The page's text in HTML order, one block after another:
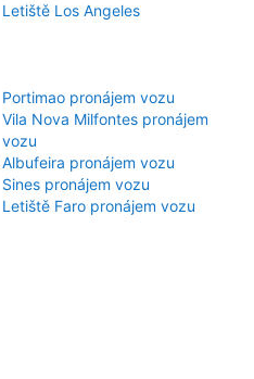
Letiště Los Angeles
Portimao pronájem vozu
Vila Nova Milfontes pronájem
vozu
Albufeira pronájem vozu
Sines pronájem vozu
Letiště Faro pronájem vozu